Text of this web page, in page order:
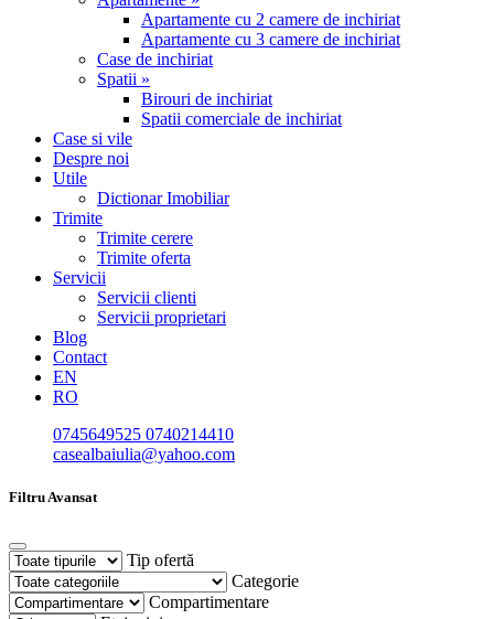
Apartamente cu 2 camere de inchiriat
Apartamente cu 3 camere de inchiriat
Case de inchiriat
Spatii »
Birouri de inchiriat
Spatii comerciale de inchiriat
Case si vile
Despre noi
Utile
Dictionar Imobiliar
Trimite
Trimite cerere
Trimite oferta
Servicii
Servicii clienti
Servicii proprietari
Blog
Contact
EN
RO
0745649525 0740214410
casealbaiulia@yahoo.com
Filtru Avansat
Tip ofertă
Categorie
Compartimentare